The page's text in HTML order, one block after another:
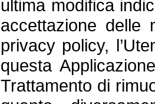
ultima modifica
accettazione delle
privacy policy,
questa
Trattamento di